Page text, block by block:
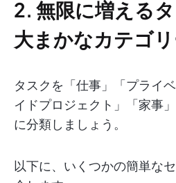
2. 無限に増えるタ
大まかなカテゴ
タスクを「仕事」「プライ
イドプロジェクト」「家事
に分類しましょう。
以下に、いくつかの簡単な